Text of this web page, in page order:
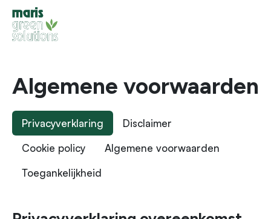
Naar inhoud
Algemene voorwaarden
Privacyverklaring
Disclaimer
Cookie policy
Algemene voorwaarden
Toegankelijkheid